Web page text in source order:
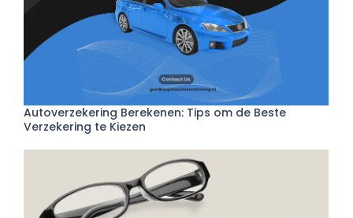
Autoverzekering Berekenen: Tips om de Beste
Verzekering te Kiezen